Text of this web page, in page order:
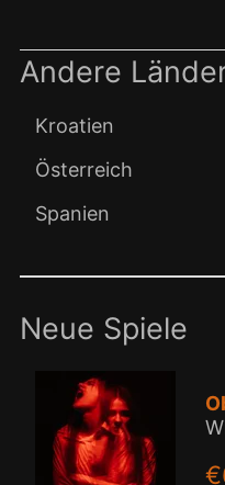
Andere
Kroatien
Österreich
Spanien
Neue Spiele